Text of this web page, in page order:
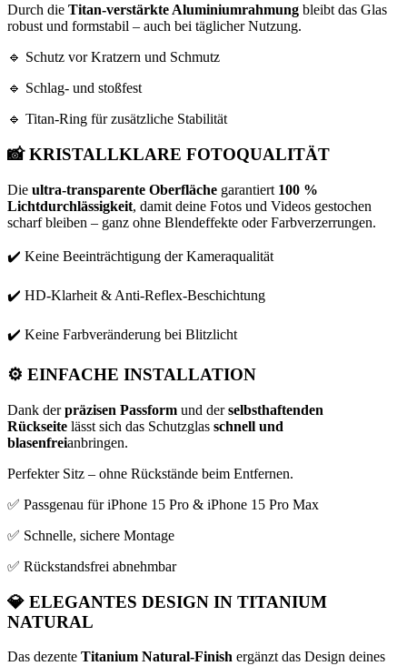
Durch die Titan-verstärkte Aluminiumrahmung bleibt das Glas
robust und formstabil – auch bei täglicher Nutzung.
🔹 Schutz vor Kratzern und Schmutz
🔹 Schlag- und stoßfest
🔹 Titan-Ring für zusätzliche Stabilität
📸KRISTALLKLARE FOTOQUALITÄT
Die ultra-transparente Oberfläche garantiert 100 %
Lichtdurchlässigkeit, damit deine Fotos und Videos gestochen
scharf bleiben – ganz ohne Blendeffekte oder Farbverzerrungen.
✔️ Keine Beeinträchtigung der Kameraqualität
✔️ HD-Klarheit & Anti-Reflex-Beschichtung
✔️ Keine Farbveränderung bei Blitzlicht
⚙️ EINFACHE INSTALLATION
Dank derpräzisen Passform und derselbsthaftenden
Rückseite lässt sich das Schutzglas schnell und
blasenfreianbringen.
Perfekter Sitz – ohne Rückstände beim Entfernen.
✅ Passgenau für iPhone 15 Pro & iPhone 15 Pro Max
✅ Schnelle, sichere Montage
✅ Rückstandsfrei abnehmbar
💎 ELEGANTES DESIGN IN TITANIUM
NATURAL
Das dezente Titanium Natural-Finish ergänzt das Design deines